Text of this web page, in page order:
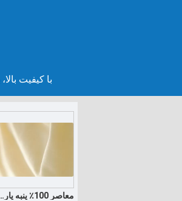
با کیفیت
معاصر 100٪ پنبه